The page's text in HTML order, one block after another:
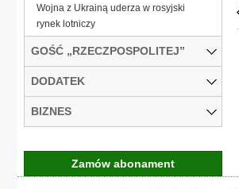
Wojna z Ukrainą uderza w rosyjski
rynek lotniczy
GOŚĆ „RZECZPOSPOLITEJ”
DODATEK
BIZNES
Zamów abonament